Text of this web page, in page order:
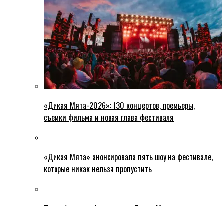
«Дикая Мята-2026»: 130 концертов, премьеры,
съемки фильма и новая глава фестиваля
«Дикая Мята» анонсировала пять шоу на фестивале,
которые никак нельзя пропустить